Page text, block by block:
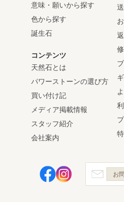
意味・願いから探す
色から探す
誕生石
コンテンツ
天然石とは
パワーストーンの選び方
買い付け記
メディア掲載情報
スタッフ紹介
会社案内
お